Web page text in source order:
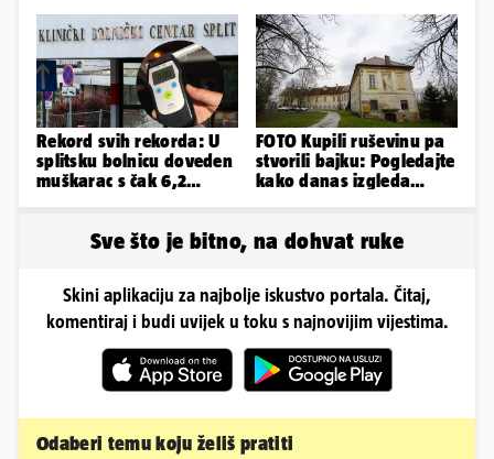
Rekord svih rekorda: U
splitsku bolnicu doveden
muškarac s čak 6,2
FOTO Kupili ruševinu pa
stvorili bajku: Pogledajte
kako danas izgleda
Sve što je bitno, na dohvat ruke
Skini aplikaciju za najbolje iskustvo portala. Čitaj,
komentiraj i budi uvijek u toku s najnovijim vijestima.
Odaberi temu koju želiš pratiti